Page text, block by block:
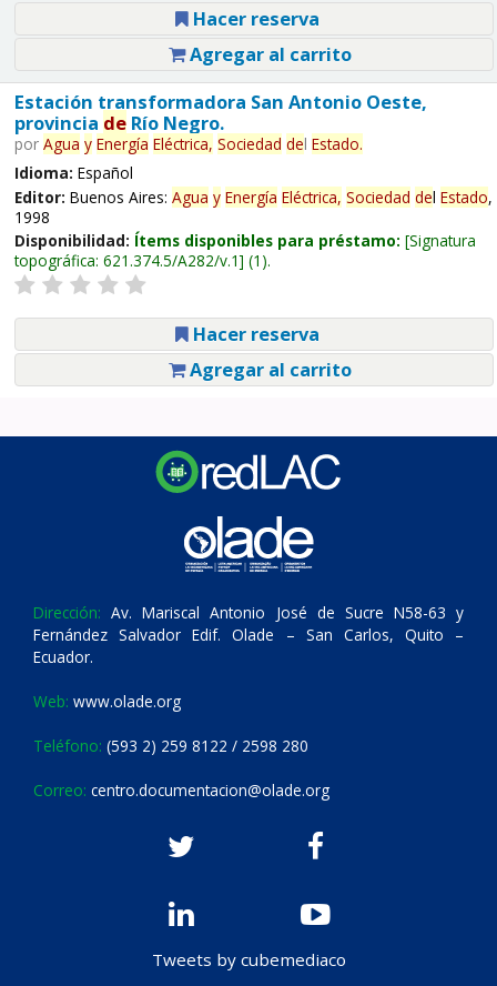
Hacer reserva
Agregar al carrito
Estación transformadora San Antonio Oeste,
provincia deRío Negro.
por Agua y Energía Eléctrica, Sociedad del Estado.
Idioma: Español
Editor: Buenos Aires: Agua y Energía Eléctrica, Sociedad del Estado,
1998
Disponibilidad: Ítems disponibles para préstamo: Signatura
topográfica: 621.374.5/A282/v.1 (1).
Hacer reserva
Agregar al carrito
Dirección: Av. Mariscal Antonio José de Sucre N58-63 y
Fernández Salvador Edif. Olade – San Carlos, Quito –
Ecuador.
Web: www.olade.org
Teléfono: (593 2) 259 8122 / 2598 280
Correo: centro.documentacion@olade.org
Tweets by cubemediaco